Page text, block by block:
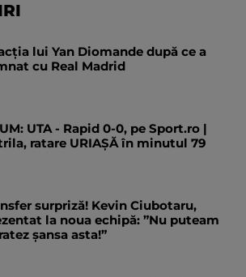
lui Yan Diomande după ce a
cu Real Madrid
UTA - Rapid 0-0, pe Sport.ro |
ratare URIAȘĂ în minutul 79
surpriză! Kevin Ciubotaru,
la noua echipă: ”Nu puteam
șansa asta!”